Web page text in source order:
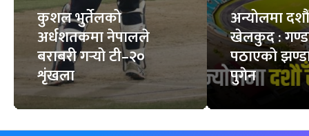
कुशल भुर्तेलको
अर्धशतकमा नेपालले
बराबरी गर्‍यो टी–२०
शृंखला
अन्योलमा दशौँ
खेलकुद :
पठाएको
पुगेन